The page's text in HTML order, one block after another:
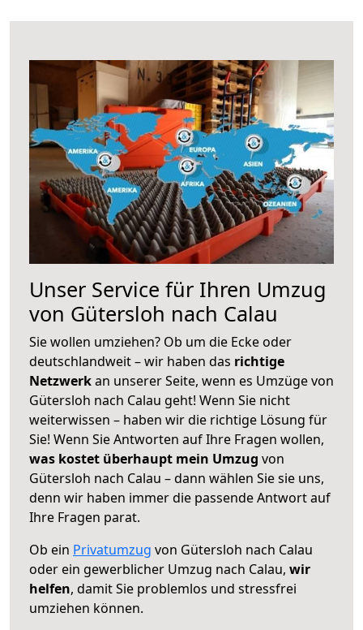
Unser Service für Ihren Umzug
von Gütersloh nach Calau
Sie wollen umziehen? Ob um die Ecke oder
deutschlandweit – wir haben das richtige
Netzwerkan unserer Seite, wenn es Umzüge von
Gütersloh nach Calau geht! Wenn Sie nicht
weiterwissen – haben wir die richtige Lösung für
Sie! Wenn Sie Antworten auf Ihre Fragen wollen,
was kostet überhaupt mein Umzug von
Gütersloh nach Calau – dann wählen Sie sie uns,
denn wir haben immer die passende Antwort auf
Ihre Fragen parat.
Ob ein Privatumzug von Gütersloh nach Calau
oder ein gewerblicher Umzug nach Calau, wir
helfen, damit Sie problemlos und stressfrei
umziehen können.